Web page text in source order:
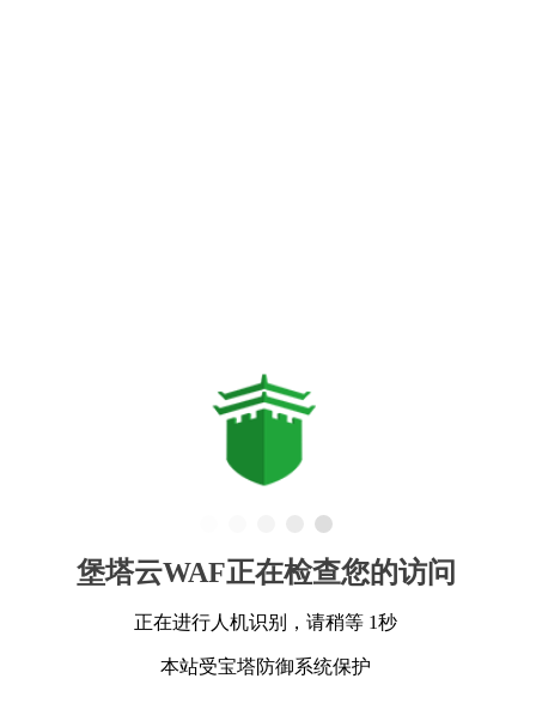
堡塔云WAF正在检查您的访问
正在进行人机识别，请稍等 1秒
本站受宝塔防御系统保护